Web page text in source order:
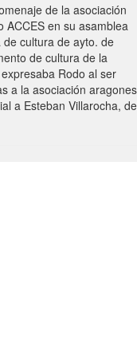
de la asociación
ACCES en su asamblea
cultura de ayto. de
de cultura de la
Rodo al ser
a la asociación
a Esteban Villarocha,